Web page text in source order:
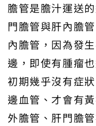
膽管是膽汁運送
門膽管與肝內膽
內膽管，因為發
邊，即使有腫瘤
初期幾乎沒有症
邊血管、才會有
外膽管、肝門膽